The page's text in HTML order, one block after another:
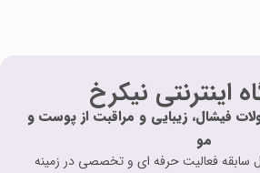
اینترنتی نیکرخ
فیشال، زیبایی و مراقبت از پوست و
مو
نیکرخ با 5 سال سابقه فعالیت حرفه ای و تخصصی در زمینه